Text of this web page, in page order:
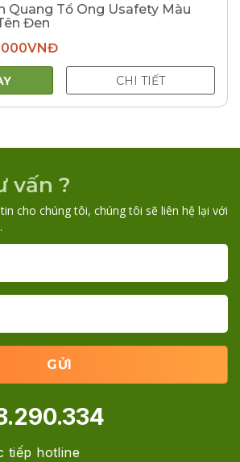
Quang Tổ Ong Usafety Màu
Đen
VNĐGiá
tại
165.000VNĐ.CHI TIẾT
vấn ?
cho chúng tôi, chúng tôi sẽ liên hệ lại với
tiếp hotline